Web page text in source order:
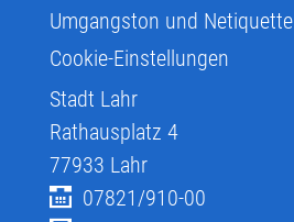
Umgangston und Netiquette
Cookie-Einstellungen
Stadt Lahr
Rathausplatz 4
77933 Lahr
07821/910-00